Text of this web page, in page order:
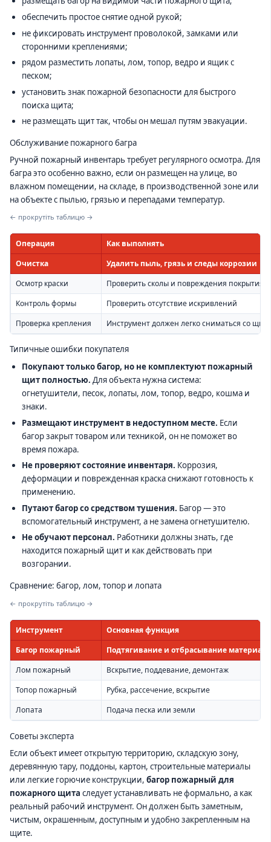
обеспечить простое снятие одной рукой;
не фиксировать инструмент проволокой, замками или
сторонними креплениями;
рядом разместить лопаты, лом, топор, ведро и ящик с
песком;
установить знак пожарной безопасности для быстрого
поиска щита;
не размещать щит так, чтобы он мешал путям эвакуации.
Обслуживание пожарного багра
Ручной пожарный инвентарь требует регулярного осмотра. Для
багра это особенно важно, если он размещен на улице, во
влажном помещении, на складе, в производственной зоне или
на объекте с пылью, грязью и перепадами температур.
← прокрутіть таблицю →
Операция
Как выполнять
Очистка
Удалить пыль, грязь и следы коррозии
Осмотр краски
Проверить сколы и повреждения покрытия
Контроль формы
Проверить отсутствие искривлений
Проверка крепления
Инструмент должен легко сниматься со щита
Типичные ошибки покупателя
Покупают только багор, но не комплектуют пожарный
щит полностью. Для объекта нужна система:
огнетушители, песок, лопаты, лом, топор, ведро, кошма и
знаки.
Размещают инструмент в недоступном месте. Если
багор закрыт товаром или техникой, он не поможет во
время пожара.
Не проверяют состояние инвентаря. Коррозия,
деформации и поврежденная краска снижают готовность к
применению.
Путают багор со средством тушения. Багор — это
вспомогательный инструмент, а не замена огнетушителю.
Не обучают персонал. Работники должны знать, где
находится пожарный щит и как действовать при
возгорании.
Сравнение: багор, лом, топор и лопата
← прокрутіть таблицю →
Инструмент
Основная функция
Багор пожарный
Подтягивание и отбрасывание
Лом пожарный
Вскрытие, поддевание, демонтаж
Топор пожарный
Рубка, рассечение, вскрытие
Лопата
Подача песка или земли
Советы эксперта
Если объект имеет открытую территорию, складскую зону,
деревянную тару, поддоны, картон, строительные материалы
или легкие горючие конструкции, багор пожарный для
пожарного щита следует устанавливать не формально, а как
реальный рабочий инструмент. Он должен быть заметным,
чистым, окрашенным, доступным и удобно закрепленным на
щите.